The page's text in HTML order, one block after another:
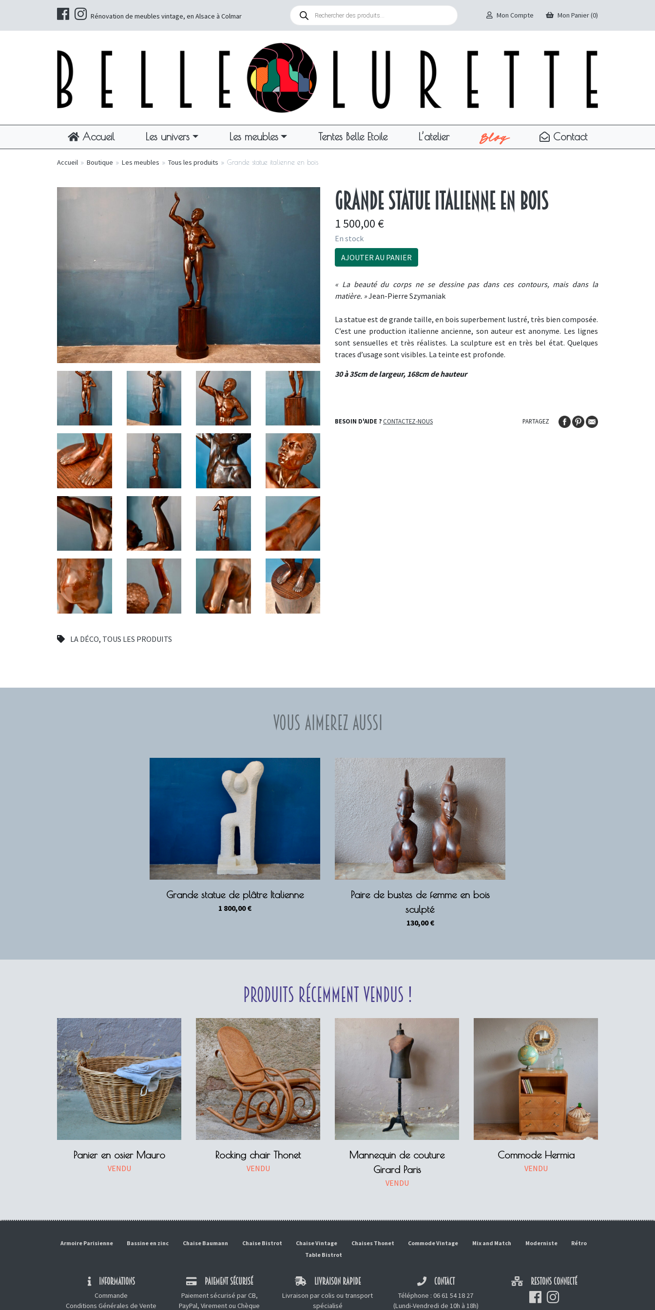
Rénovation de meubles vintage, en Alsace à Colmar
Recherche
produits
Mon Compte Mon Panier (0)
Accueil Les univers Les meubles Tentes Belle Etoile L’atelier Blog Contact
Accueil » Boutique » Les meubles » Tous les produits » Grande statue italienne en bois
LA DÉCO, TOUS LES PRODUITS
Grande statue italienne en bois
1 500,00 €
En stock
AJOUTER AU PANIER
« La beauté du corps ne se dessine pas dans ces contours, mais dans la
matière. »Jean-Pierre Szymaniak
La statue est de grande taille, en bois superbement lustré, très bien composée.
C’est une production italienne ancienne, son auteur est anonyme. Les lignes
sont sensuelles et très réalistes. La sculpture est en très bel état. Quelques
traces d’usage sont visibles. La teinte est profonde.
30 à 35cm de largeur, 168cm de hauteur
BESOIN D'AIDE ?CONTACTEZ-NOUS PARTAGEZ
Vous aimerez aussi
Grande statue de plâtre Italienne
1 800,00€
Paire de bustes de femme en bois
sculpté
130,00€
Produits récemment vendus !
Panier en osier Mauro
VENDU
Rocking chair Thonet
VENDU
Mannequin de couture
Girard Paris
VENDU
Commode Hermia
VENDU
Armoire Parisienne Bassine en zinc Chaise Baumann Chaise Bistrot Chaise Vintage Chaises Thonet Commode Vintage Mix and Match Moderniste
Rétro
Table Bistrot
INFORMATIONS
Commande
Conditions Générales de Vente
PAIEMENT SÉCURISÉ
Paiement sécurisé par CB,
PayPal, Virement ou Chèque
LIVRAISON RAPIDE
Livraison par colis ou transport
spécialisé
CONTACT
Téléphone : 06 61 54 18 27
(Lundi-Vendredi de 10h à 18h)
RESTONS CONNECTÉ